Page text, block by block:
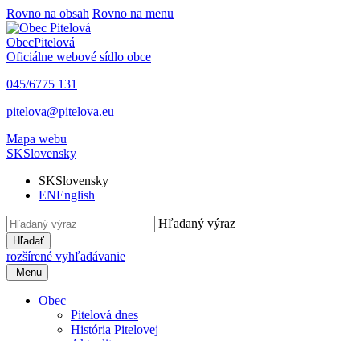
Rovno na obsah Rovno na menu
ObecPitelová
Oficiálne webové sídlo obce
045/6775 131
pitelova@pitelova.eu
Mapa webu
SKSlovensky
SKSlovensky
ENEnglish
Hľadaný výraz
Hľadať
rozšírené vyhľadávanie
Menu
Obec
Pitelová dnes
História Pitelovej